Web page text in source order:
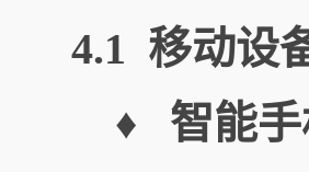
4.1 移动设
♦ 智能手